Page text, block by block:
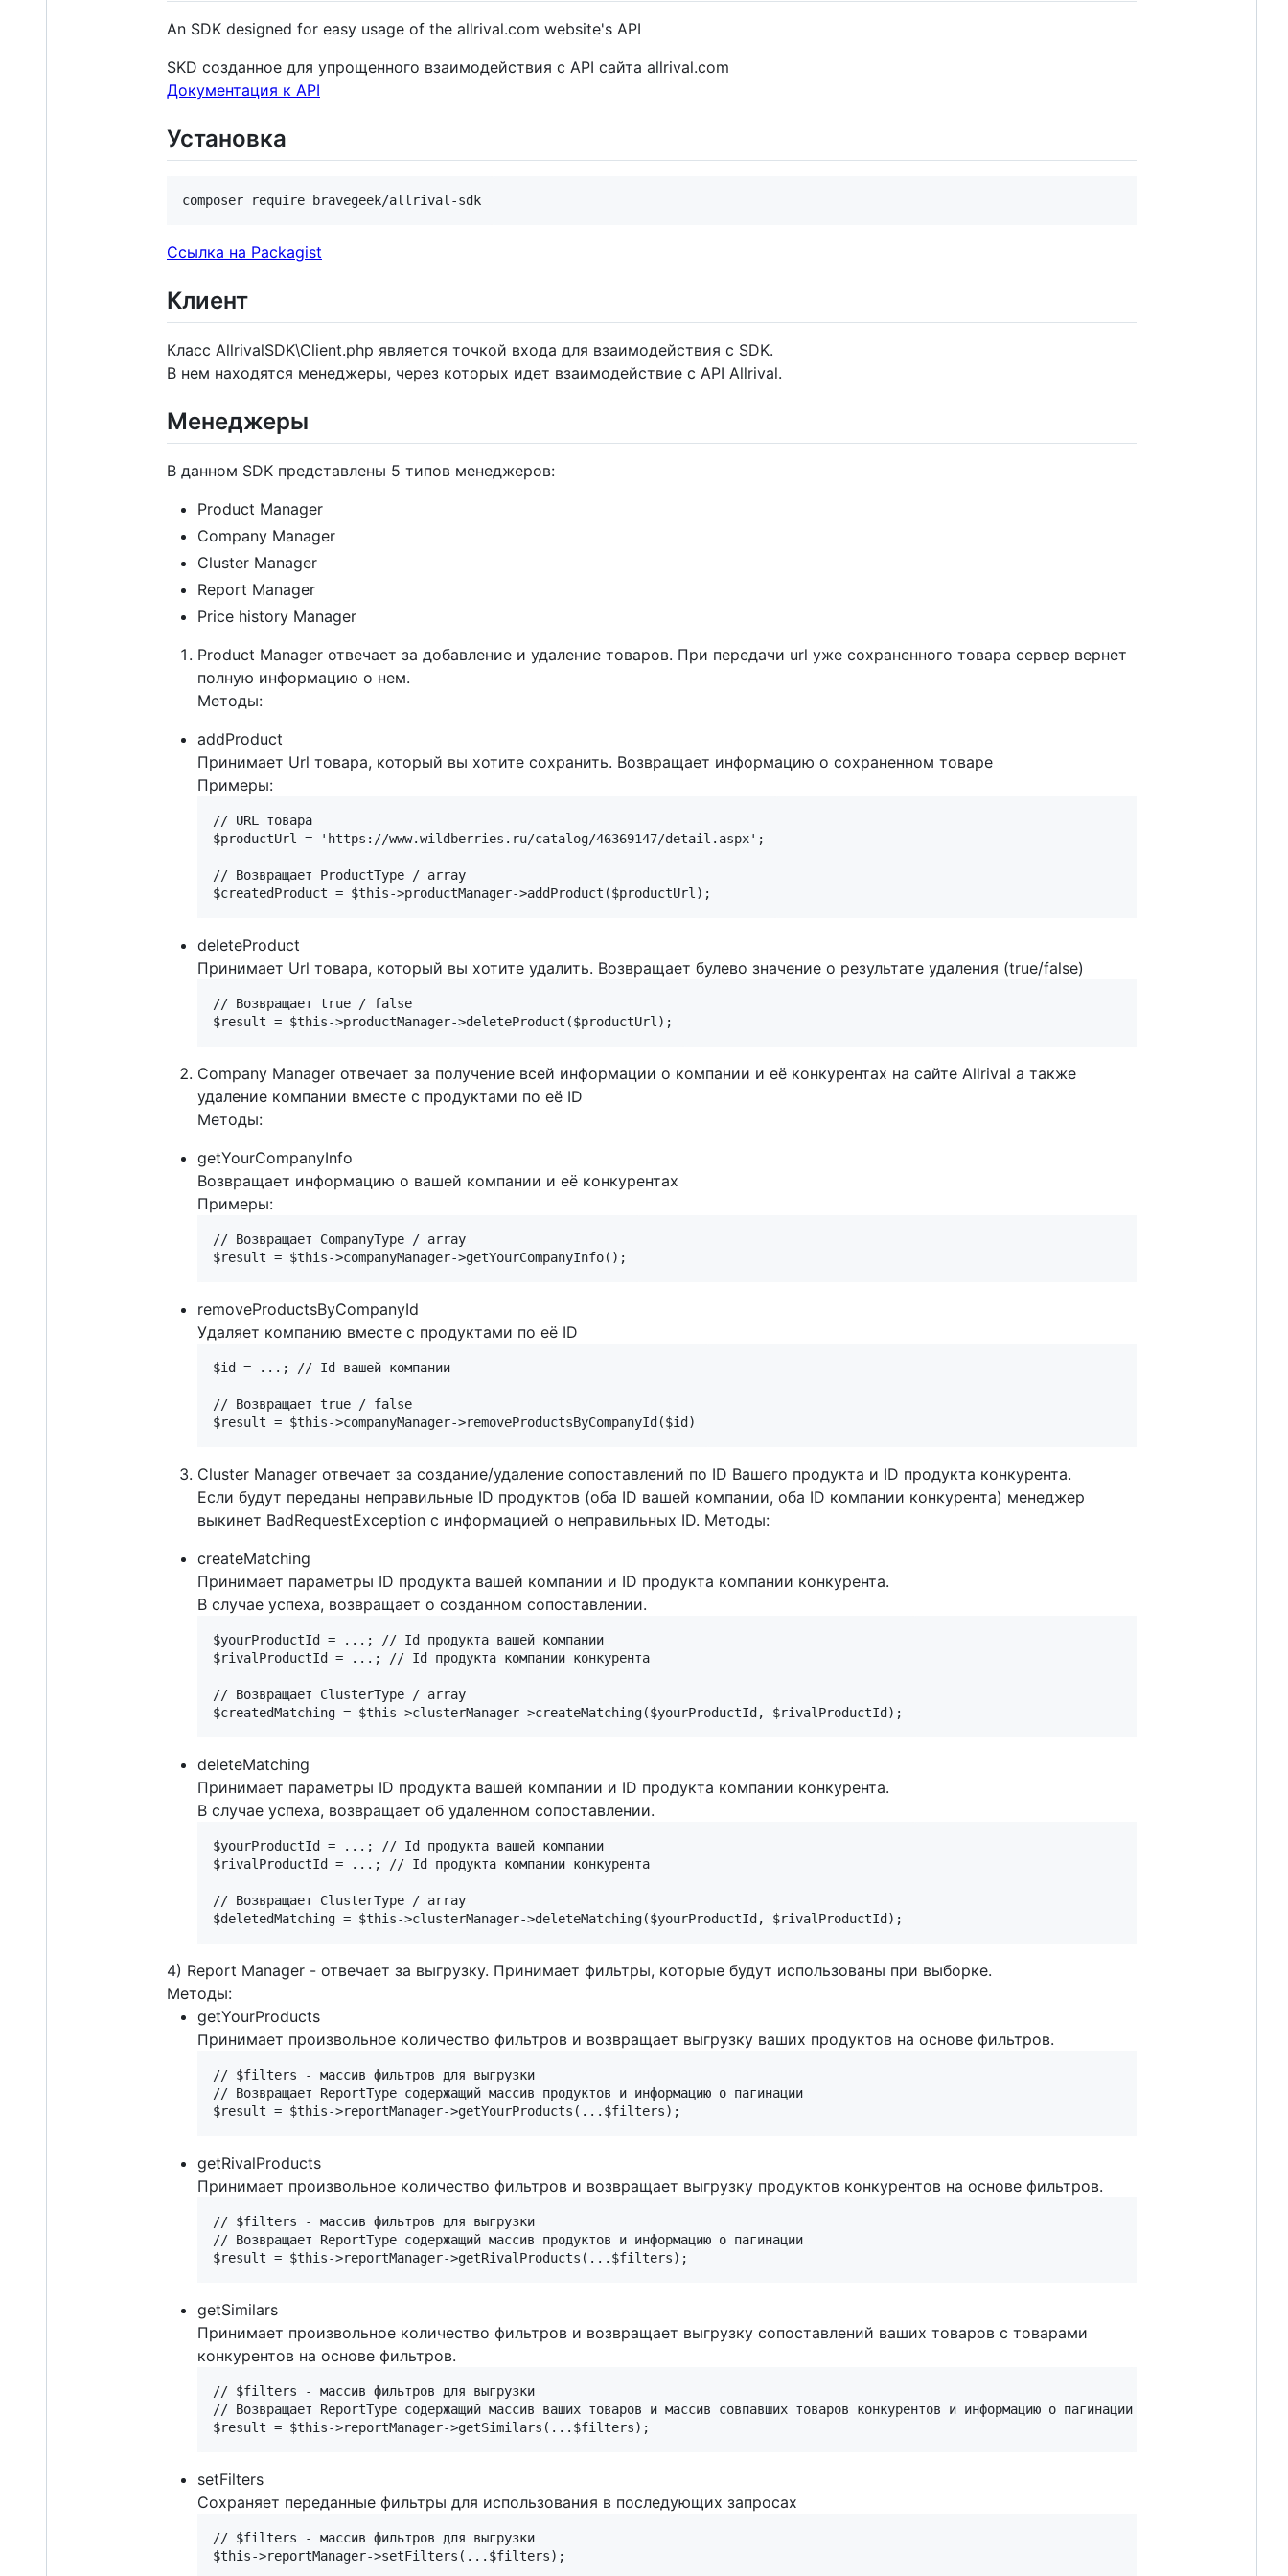
An SDK designed for easy usage of the allrival.com website's API
SKD созданное для упрощенного взаимодействия с API сайта allrival.com
Документация к API
Установка
Ссылка на Packagist
Клиент
Класс AllrivalSDK\Client.php является точкой входа для взаимодействия с SDK.
В нем находятся менеджеры, через которых идет взаимодействие с API Allrival.
Менеджеры
В данном SDK представлены 5 типов менеджеров:
Product Manager
Company Manager
Cluster Manager
Report Manager
Price history Manager
Product Manager отвечает за добавление и удаление товаров. При передачи url уже сохраненного товара сервер вернет
полную информацию о нем.
Методы:
addProduct
Принимает Url товара, который вы хотите сохранить. Возвращает информацию о сохраненном товаре
Примеры:
// URL товара
$productUrl = 'https://www.wildberries.ru/catalog/46369147/detail.aspx';
// Возвращает ProductType / array
deleteProduct
Принимает Url товара, который вы хотите удалить. Возвращает булево значение о результате удаления (true/false)
// Возвращает true / false
Company Manager отвечает за получение всей информации о компании и её конкурентах на сайте Allrival а также
удаление компании вместе с продуктами по её ID
Методы:
getYourCompanyInfo
Возвращает информацию о вашей компании и её конкурентах
Примеры:
// Возвращает CompanyType / array
removeProductsByCompanyId
Удаляет компанию вместе с продуктами по её ID
$id = ...; // Id вашей компании
// Возвращает true / false
Cluster Manager отвечает за создание/удаление сопоставлений по ID Вашего продукта и ID продукта конкурента.
Если будут переданы неправильные ID продуктов (оба ID вашей компании, оба ID компании конкурента) менеджер
выкинет BadRequestException с информацией о неправильных ID. Методы:
createMatching
Принимает параметры ID продукта вашей компании и ID продукта компании конкурента.
В случае успеха, возвращает о созданном сопоставлении.
$yourProductId = ...; // Id продукта вашей компании
$rivalProductId = ...; // Id продукта компании конкурента
// Возвращает ClusterType / array
deleteMatching
Принимает параметры ID продукта вашей компании и ID продукта компании конкурента.
В случае успеха, возвращает об удаленном сопоставлении.
$yourProductId = ...; // Id продукта вашей компании
$rivalProductId = ...; // Id продукта компании конкурента
// Возвращает ClusterType / array
4) Report Manager - отвечает за выгрузку. Принимает фильтры, которые будут использованы при выборке.
Методы:
getYourProducts
Принимает произвольное количество фильтров и возвращает выгрузку ваших продуктов на основе фильтров.
// $filters - массив фильтров для выгрузки
// Возвращает ReportType содержащий массив продуктов и информацию о пагинации
getRivalProducts
Принимает произвольное количество фильтров и возвращает выгрузку продуктов конкурентов на основе фильтров.
// $filters - массив фильтров для выгрузки
// Возвращает ReportType содержащий массив продуктов и информацию о пагинации
getSimilars
Принимает произвольное количество фильтров и возвращает выгрузку сопоставлений ваших товаров с товарами
конкурентов на основе фильтров.
// $filters - массив фильтров для выгрузки
// Возвращает ReportType содержащий массив ваших товаров и массив совпавших товаров конкурентов и информацию о пагинации
setFilters
Сохраняет переданные фильтры для использования в последующих запросах
// $filters - массив фильтров для выгрузки